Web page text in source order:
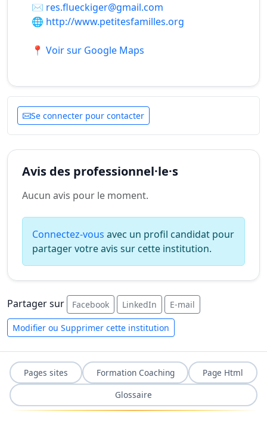
✉️ res.flueckiger@gmail.com
🌐 http://www.petitesfamilles.org
📍 Voir sur Google Maps
Se connecter pour contacter
Avis des professionnel·le·s
Aucun avis pour le moment.
Connectez-vous avec un profil candidat pour
partager votre avis sur cette institution.
Partager sur Facebook LinkedIn E-mail
Modifier ou Supprimer cette institution
Pages sites Formation Coaching
Page Html
Glossaire